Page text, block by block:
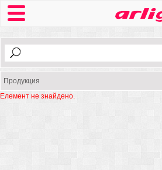
Продукция
Елемент не знайдено.